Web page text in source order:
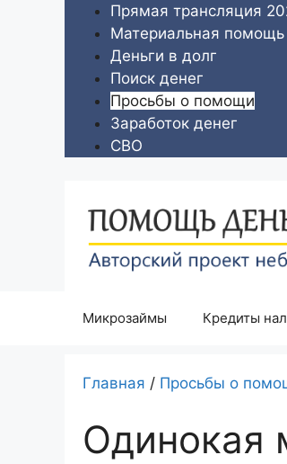
содержимому
Прямая трансляция
Материальная помощь
Деньги в долг
Поиск денег
Просьбы о помощи
Заработок денег
СВО
Микрозаймы Кредиты
Главная / Просьбы о
Одинокая